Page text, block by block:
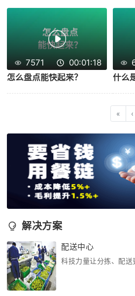
7571
00:01:18
怎么盘点能快起来？
什么
« ‹
解决方案
配送中心
科技力量让分拣、配送